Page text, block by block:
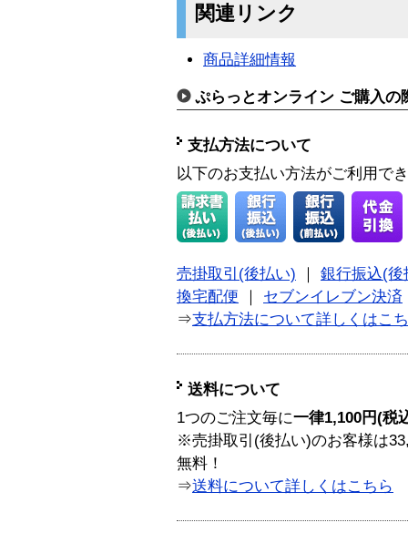
関連リンク
商品詳細情報
ぷらっとオンライン ご購入の
支払方法について
以下のお支払い方法がご利用で
売掛取引(後払い)
銀行振込(後
換宅配便
セブンイレブン決済
⇒支払方法について詳しくはこ
送料について
1つのご注文毎に一律1,100円(税
※売掛取引(後払い)のお客様は
無料！
⇒送料について詳しくはこちら